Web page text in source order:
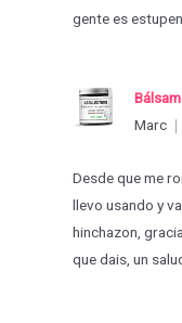
gente es
Marc
Desde que me
llevo usando y
hinchazon,
que dais, un